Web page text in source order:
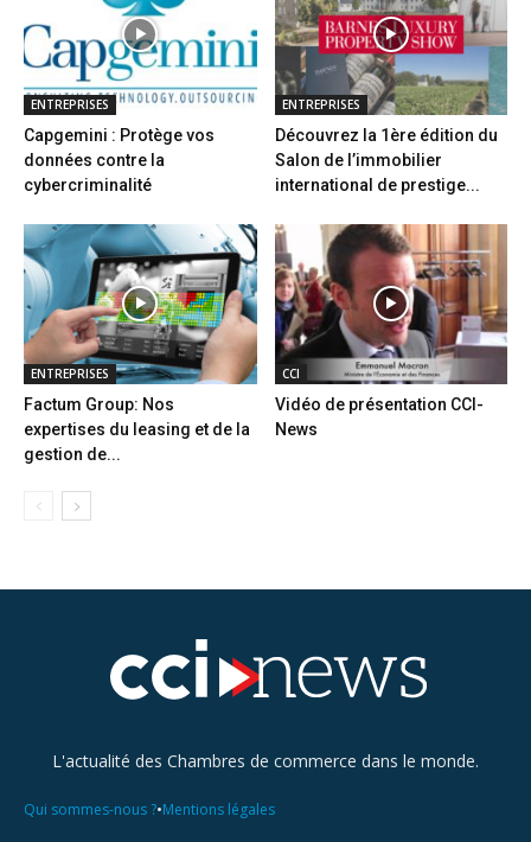
ENTREPRISES
Capgemini : Protège vos
données contre la
cybercriminalité
ENTREPRISES
Découvrez la 1ère édition du
Salon de l’immobilier
international de prestige...
ENTREPRISES
Factum Group: Nos
expertises du leasing et de la
gestion de...
CCI
Vidéo de présentation CCI-
News
L'actualité des Chambres de commerce dans le monde.
Qui sommes-nous ?•Mentions légales